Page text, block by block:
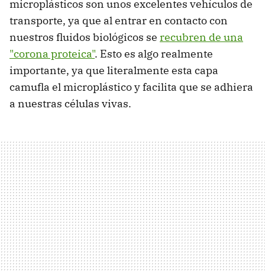
microplásticos son unos excelentes vehículos de
transporte, ya que al entrar en contacto con
nuestros fluidos biológicos se recubren de una
"corona proteica". Esto es algo realmente
importante, ya que literalmente esta capa
camufla el microplástico y facilita que se adhiera
a nuestras células vivas.